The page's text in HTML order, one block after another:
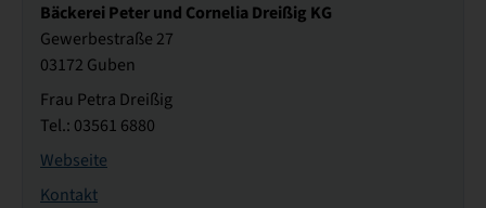
Bäckerei Peter und Cornelia Dreißig KG
Gewerbestraße 27
03172 Guben
Frau Petra Dreißig
Tel.: 03561 6880
Webseite
Kontakt